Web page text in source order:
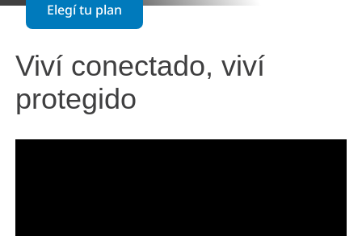
Elegí tu plan
Viví conectado, viví
protegido